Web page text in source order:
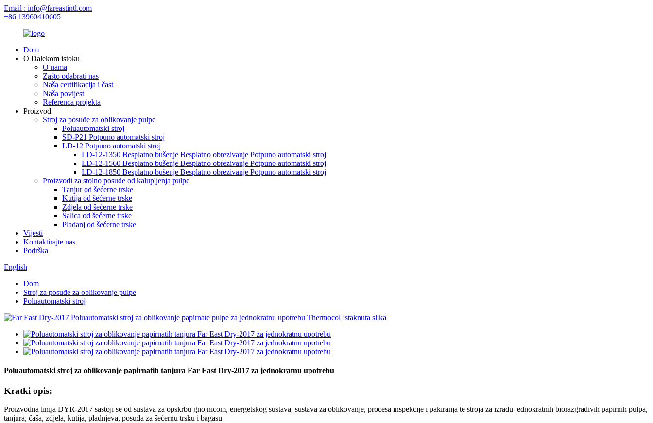
Email : info@fareastintl.com
+86 13960410605
Dom
O Dalekom istoku
O nama
Zašto odabrati nas
Naša certifikacija i čast
Naša povijest
Referenca projekta
Proizvod
Stroj za posuđe za oblikovanje pulpe
Poluautomatski stroj
SD-P21 Potpuno automatski stroj
LD-12 Potpuno automatski stroj
LD-12-1350 Besplatno bušenje Besplatno obrezivanje Potpuno automatski stroj
LD-12-1560 Besplatno bušenje Besplatno obrezivanje Potpuno automatski stroj
LD-12-1850 Besplatno bušenje Besplatno obrezivanje Potpuno automatski stroj
Proizvodi za stolno posuđe od kalupljenja pulpe
Tanjur od šećerne trske
Kutija od šećerne trske
Zdjela od šećerne trske
Šalica od šećerne trske
Pladanj od šećerne trske
Vijesti
Kontaktirajte nas
Podrška
English
Dom
Stroj za posuđe za oblikovanje pulpe
Poluautomatski stroj
Poluautomatski stroj za oblikovanje papirnatih tanjura Far East Dry-2017 za jednokratnu upotrebu
Kratki opis:
Proizvodna linija DYR-2017 sastoji se od sustava za opskrbu gnojnicom, energetskog sustava, sustava za oblikovanje, procesa inspekcije i pakiranja te stroja za izradu jednokratnih biorazgradivih papirnih pulpa,
tanjura, čaša, zdjela, kutija, pladnjeva, posuda za šećernu trsku i bagasu.